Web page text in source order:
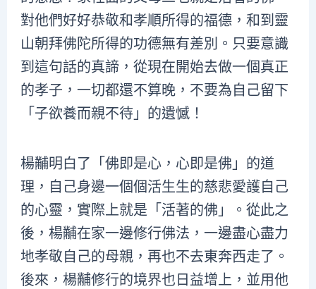
對他們好好恭敬和孝順所得的福德，和到靈
山朝拜佛陀所得的功德無有差別。只要意識
到這句話的真諦，從現在開始去做一個真正
的孝子，一切都還不算晚，不要為自己留下
「子欲養而親不待」的遺憾！
楊黼明白了「佛即是心，心即是佛」的道
理，自己身邊一個個活生生的慈悲愛護自己
的心靈，實際上就是「活著的佛」。從此之
後，楊黼在家一邊修行佛法，一邊盡心盡力
地孝敬自己的母親，再也不去東奔西走了。
後來，楊黼修行的境界也日益增上，並用他